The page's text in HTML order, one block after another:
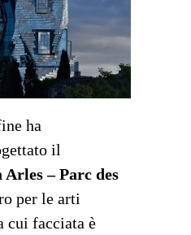
ha
il
Arles – Parc des
per le arti
cui facciata è